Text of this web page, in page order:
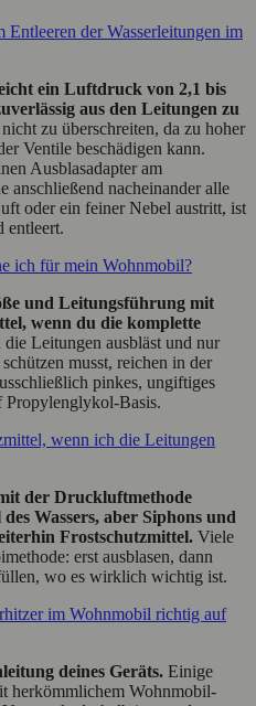
der Wasserleitungen im
ein Luftdruck von 2,1 bis
aus den Leitungen zu
zu überschreiten, da zu hoher
Ventile beschädigen kann.
Ausblasadapter am
anschließend nacheinander alle
oder ein feiner Nebel austritt, ist
entleert.
ich für mein Wohnmobil?
und Leitungsführung mit
wenn du die komplette
die Leitungen ausbläst und nur
musst, reichen in der
pinkes, ungiftiges
Propylenglykol-Basis.
wenn ich die Leitungen
der Druckluftmethode
Wassers, aber Siphons und
Frostschutzmittel. Viele
erst ausblasen, dann
wo es wirklich wichtig ist.
im Wohnmobil richtig auf
deines Geräts. Einige
herkömmlichem Wohnmobil-